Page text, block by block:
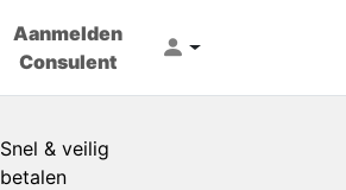
Aanmelden
Consulent
Snel & veilig
betalen